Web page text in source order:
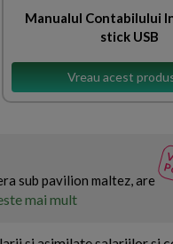
Manualul Contabilului
stick USB
Vreau acest
sub pavilion maltez, are
mai mult